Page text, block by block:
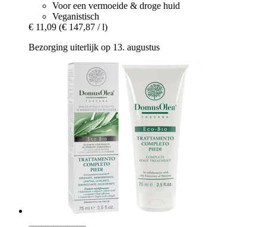
Voor een vermoeide & droge huid
Veganistisch
€ 11,09 (€ 147,87 / l)
Bezorging uiterlijk op 13. augustus